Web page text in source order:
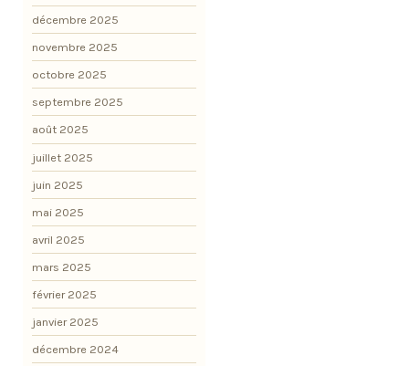
décembre 2025
novembre 2025
octobre 2025
septembre 2025
août 2025
juillet 2025
juin 2025
mai 2025
avril 2025
mars 2025
février 2025
janvier 2025
décembre 2024